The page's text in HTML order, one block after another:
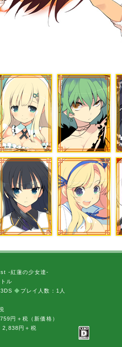
-紅蓮の少女達-
ル
◆ プレイ人数：1人
＋税（新価格）
円＋税